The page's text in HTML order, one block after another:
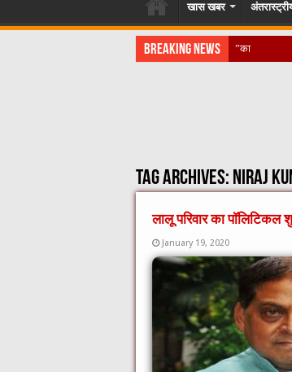
खास खबर
Breaking News ​”कानून तो बदल
Tag Archives: NIRAJ
लालू परिवार का पॉलिटिकल
January 19, 2020